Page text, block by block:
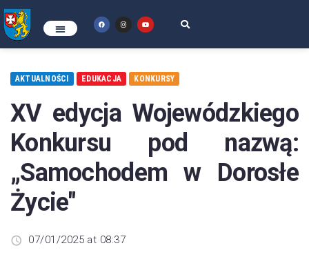
AKTUALNOŚCI EDUKACJA KONKURSY
XV edycja Wojewódzkiego
Konkursu pod nazwą:
„Samochodem w Dorosłe
Życie"
07/01/2025 at 08:37